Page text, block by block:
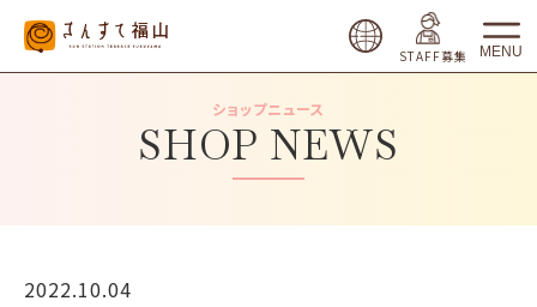
STAFF募集 MENU
SHOP NEWS
ショップニュース
2022.10.04